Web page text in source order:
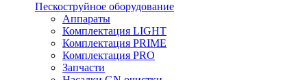
Пескоструйное оборудование
Аппараты
Комплектация LIGHT
Комплектация PRIME
Комплектация PRO
Запчасти